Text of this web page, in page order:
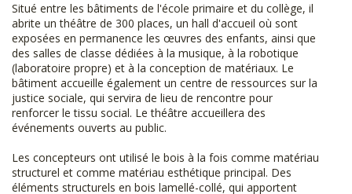
Situé entre les bâtiments de l'école primaire et du collège, il
abrite un théâtre de 300 places, un hall d'accueil où sont
exposées en permanence les œuvres des enfants, ainsi que
des salles de classe dédiées à la musique, à la robotique
(laboratoire propre) et à la conception de matériaux. Le
bâtiment accueille également un centre de ressources sur la
justice sociale, qui servira de lieu de rencontre pour
renforcer le tissu social. Le théâtre accueillera des
événements ouverts au public.
Les concepteurs ont utilisé le bois à la fois comme matériau
structurel et comme matériau esthétique principal. Des
éléments structurels en bois lamellé-collé, qui apportent